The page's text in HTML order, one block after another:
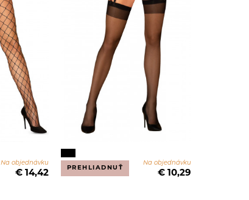
Na objednávku
€ 14,42
PREHLIADNUŤ
Na objednávku
€ 10,29